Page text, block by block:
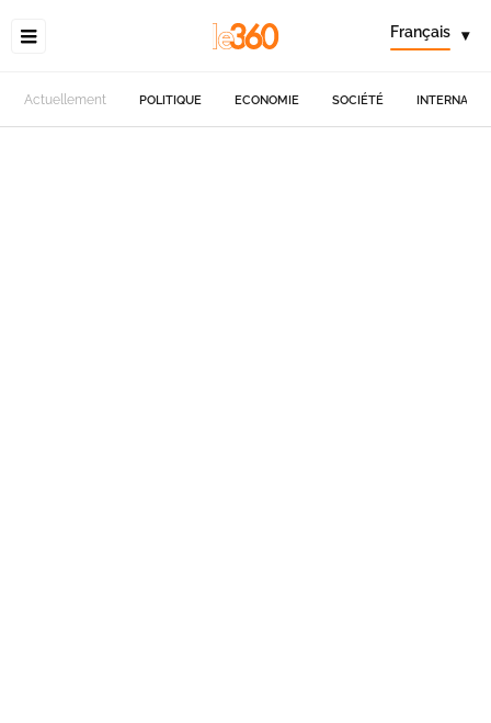
Français ▾
Actuellement POLITIQUE ECONOMIE SOCIÉTÉ